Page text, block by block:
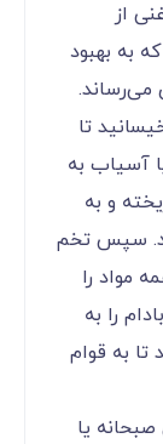
از
به بهبود
می‌رساند.
آب بخیسانید تا
آسیاب به
و به
سپس تخم
مواد را
را به
تا به قوام
یا